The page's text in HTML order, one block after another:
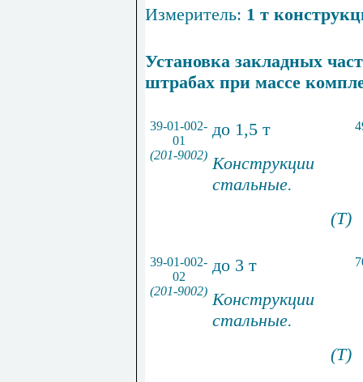
Измеритель: 1 т
Установка закладных
штрабах при массе
39-01-002-
01
(201-9002)
до 1,5 т
Конструкции
стальные.
(Т)
39-01-002-
02
(201-9002)
до 3 т
Конструкции
стальные.
(Т)